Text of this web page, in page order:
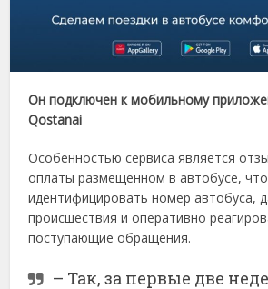
Он подключен к мобильному
Qostanai
Особенностью сервиса является
оплаты размещенном в автобусе,
идентифицировать номер автобуса,
происшествия и оперативно
поступающие обращения.
– Так, за первые две